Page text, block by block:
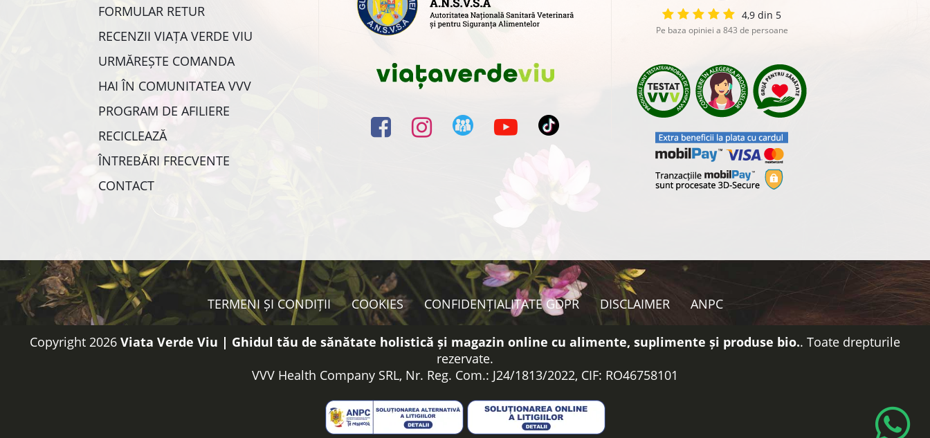
FORMULAR RETUR
RECENZII VIAȚA VERDE VIU
URMĂREȘTE COMANDA
HAI ÎN COMUNITATEA VVV
PROGRAM DE AFILIERE
RECICLEAZĂ
ÎNTREBĂRI FRECVENTE
CONTACT
4,9 din 5
Pe baza opiniei a 843 de persoane
TERMENI ȘI CONDIȚII COOKIES CONFIDENȚIALITATE GDPR DISCLAIMER ANPC
Copyright 2026 Viata Verde Viu | Ghidul tău de sănătate holistică și magazin online cu alimente, suplimente și produse bio.. Toate drepturile
rezervate.
VVV Health Company SRL, Nr. Reg. Com.: J24/1813/2022, CIF: RO46758101